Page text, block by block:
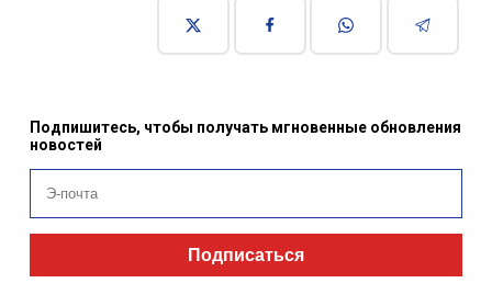
Подпишитесь, чтобы получать мгновенные обновления
новостей
Подписаться